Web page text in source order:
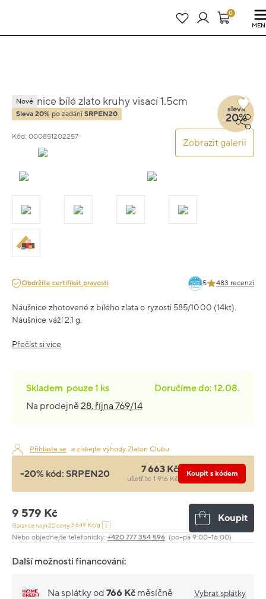
23 dní : 10h : 20m : 27s0
Náušnice bílé zlato kruhy visací 1.5cm
2.1g
Kód: 000851202257
Zobrazit galerii
Nové
Sleva 20% po zadání SRPEN20
sleva
20%
Obdržíte certifikát pravosti 5 483 recenzí
Náušnice zhotovené z bílého zlata o ryzosti 585/1000 (14kt).
Náušnice váží 2.1 g.
Přečíst si více
Skladem pouze1 ks
Doručíme do: 12.08.
Na prodejně28. října 769/14
Přihlaste se a získejte výhody Zlaton Clubu
-20% kód: SRPEN20 7 663 Kč
ušetříte 1 916 Kč
Koupit s kódem
9 579 Kč
Garance nejnižší ceny:3 649 Kč/g
Koupit
Nebo objednejte telefonicky: +420 777 354 596 (po–pá 9:00–16:00)
Další možnosti financování:
Na splátky od 766 Kč měsíčně Vybrat splátky